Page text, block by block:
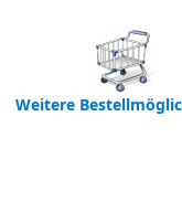
Weitere